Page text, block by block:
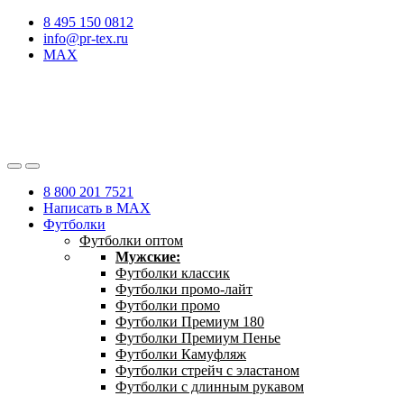
8 495 150 0812
info@pr-tex.ru
MAX
8 800 201 7521
Написать в MAX
Футболки
Футболки оптом
Мужские:
Футболки классик
Футболки промо-лайт
Футболки промо
Футболки Премиум 180
Футболки Премиум Пенье
Футболки Камуфляж
Футболки стрейч с эластаном
Футболки с длинным рукавом